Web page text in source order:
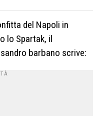
del Napoli in
lo Spartak, il
barbano scrive: